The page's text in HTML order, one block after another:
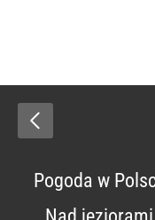
Pogoda w